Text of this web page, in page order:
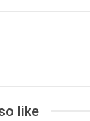
like